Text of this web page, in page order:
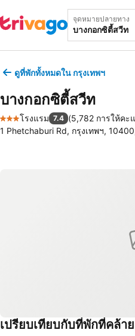
จุดหมายปลายทาง
ดูที่พักทั้งหมดใน กรุงเทพฯ
บางกอกซิตี้สวีท
3 ดาว
โรงแรม 7.4 (5,782 การให้คะ
1 Phetchaburi Rd, กรุงเทพฯ,
เปรียบเทียบกับที่พักที่คล้า